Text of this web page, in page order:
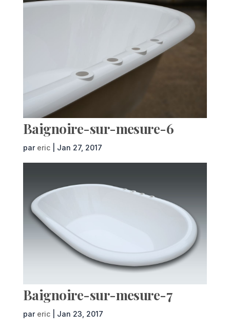
Baignoire-sur-mesure-6
par eric| Jan 27, 2017
Baignoire-sur-mesure-7
par eric| Jan 23, 2017